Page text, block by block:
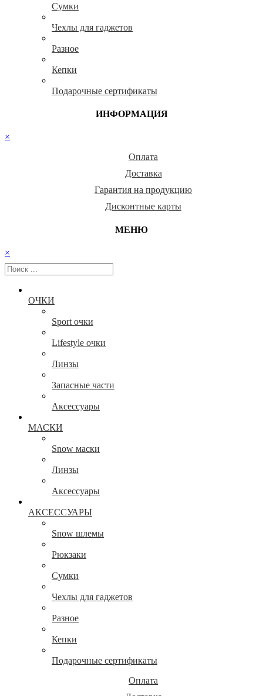
Сумки
Чехлы для гаджетов
Разное
Кепки
Подарочные сертификаты
ИНФОРМАЦИЯ
×
Оплата
Доставка
Гарантия на продукцию
Дисконтные карты
МЕНЮ
×
ОЧКИ
Sport очки
Lifestyle очки
Линзы
Запасные части
Аксессуары
МАСКИ
Snow маски
Линзы
Аксессуары
АКСЕССУАРЫ
Snow шлемы
Рюкзаки
Сумки
Чехлы для гаджетов
Разное
Кепки
Подарочные сертификаты
Оплата